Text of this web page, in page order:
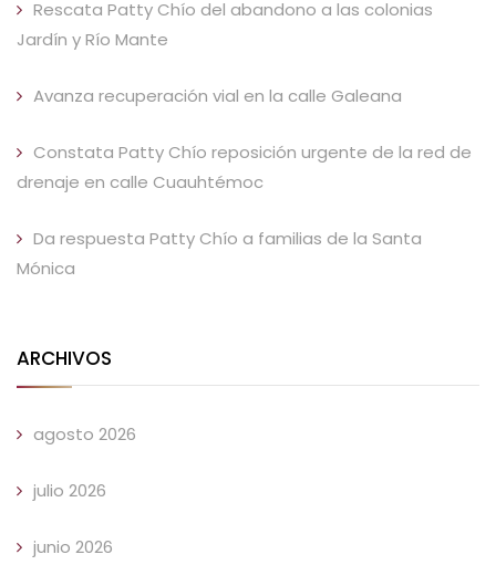
Rescata Patty Chío del abandono a las colonias
Jardín y Río Mante
Avanza recuperación vial en la calle Galeana
Constata Patty Chío reposición urgente de la red de
drenaje en calle Cuauhtémoc
Da respuesta Patty Chío a familias de la Santa
Mónica
ARCHIVOS
agosto 2026
julio 2026
junio 2026